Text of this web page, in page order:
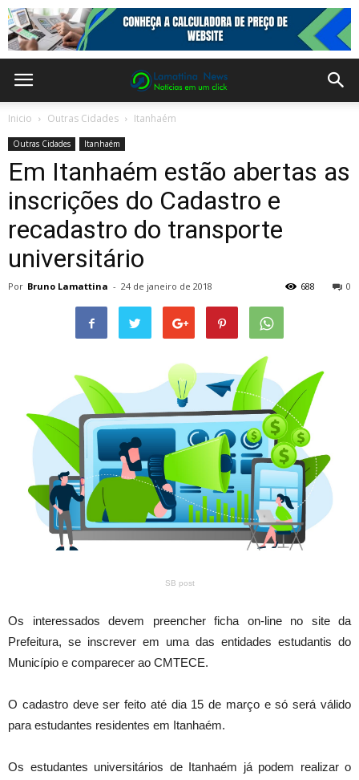
Inicio Outras Cidades Itanhaém
Outras Cidades Itanhaém
Em Itanhaém estão abertas as
inscrições do Cadastro e
recadastro do transporte
universitário
Por Bruno Lamattina - 24 de janeiro de 2018 0
688
SB post
Os interessados devem preencher ficha on-line no site da
Prefeitura, se inscrever em uma das entidades estudantis do
Município e comparecer ao CMTECE.
O cadastro deve ser feito até dia 15 de março e só será válido
para estudantes residentes em Itanhaém.
Os estudantes universitários de Itanhaém já podem realizar o